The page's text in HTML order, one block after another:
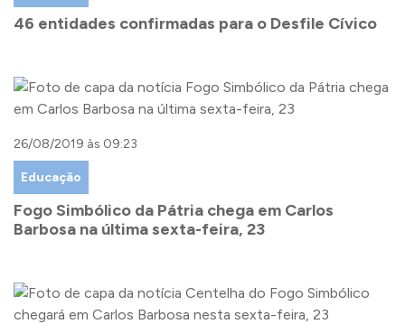
46 entidades confirmadas para o Desfile Cívico
26/08/2019 às 09:23
Educação
Fogo Simbólico da Pátria chega em Carlos
Barbosa na última sexta-feira, 23